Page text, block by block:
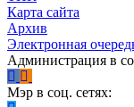
Карта сайта
Архив
Электронная
Администрация в
Мэр в соц. сетях: